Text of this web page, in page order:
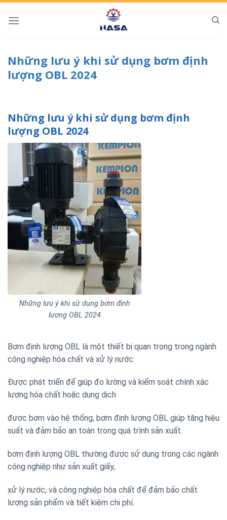
Skip
Những lưu ý khi sử dụng bơm định
lượng OBL 2024
Những lưu ý khi sử dụng bơm định
lượng OBL 2024
Những lưu ý khi sử dụng bơm định
lượng OBL 2024
Bơm định lượng OBL là một thiết bị quan trọng trong ngành
công nghiệp hóa chất và xử lý nước.
Được phát triển để giúp đo lường và kiểm soát chính xác
lượng hóa chất hoặc dung dịch
được bơm vào hệ thống, bơm định lượng OBL giúp tăng hiệu
suất và đảm bảo an toàn trong quá trình sản xuất.
bơm định lượng OBL thường được sử dụng trong các ngành
công nghiệp như sản xuất giấy,
xử lý nước, và công nghiệp hóa chất để đảm bảo chất
lượng sản phẩm và tiết kiệm chi phí.